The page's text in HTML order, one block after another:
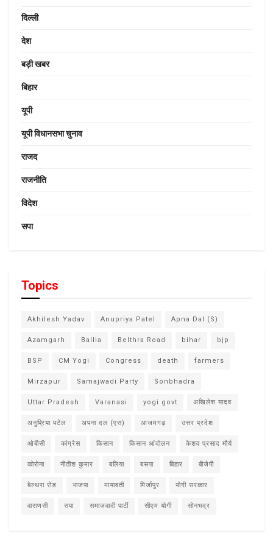
दिल्ली
देश
बड़ी खबर
बिहार
यूपी
यूपी विधानसभा चुनाव
राजद
राजनीति
विदेश
सपा
Topics
Akhilesh Yadav Anupriya Patel Apna Dal (S)
Azamgarh Ballia Belthra Road bihar bjp
BSP CM Yogi Congress death farmers
Mirzapur Samajwadi Party Sonbhadra
Uttar Pradesh Varanasi yogi govt अखिलेश यादव
अनुप्रिया पटेल अपना दल (एस) आजमगढ़ उत्तर प्रदेश
ओबीसी कांग्रेस किसान किसान आंदोलन केशव प्रसाद मौर्य
कोरोना नीतीश कुमार बलिया बसपा बिहार बीजेपी
बेल्थरा रोड भाजपा मायावती मिर्जापुर योगी सरकार
वाराणसी सपा समाजवादी पार्टी सीएम योगी सोनभद्र